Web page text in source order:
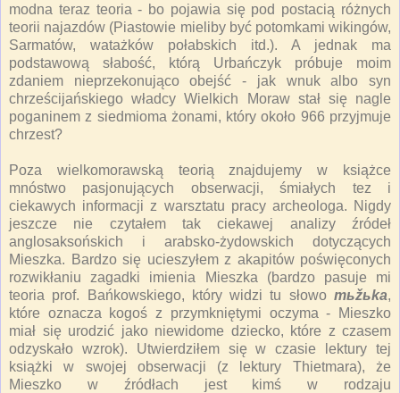
modna teraz teoria - bo pojawia się pod postacią różnych
teorii najazdów (Piastowie mieliby być potomkami wikingów,
Sarmatów, watażków połabskich itd.). A jednak ma
podstawową słabość, którą Urbańczyk próbuje moim
zdaniem nieprzekonująco obejść - jak wnuk albo syn
chrześcijańskiego władcy Wielkich Moraw stał się nagle
poganinem z siedmioma żonami, który około 966 przyjmuje
chrzest?
Poza wielkomorawską teorią znajdujemy w książce
mnóstwo pasjonujących obserwacji, śmiałych tez i
ciekawych informacji z warsztatu pracy archeologa. Nigdy
jeszcze nie czytałem tak ciekawej analizy źródeł
anglosaksońskich i arabsko-żydowskich dotyczących
Mieszka. Bardzo się ucieszyłem z akapitów poświęconych
rozwikłaniu zagadki imienia Mieszka (bardzo pasuje mi
teoria prof. Bańkowskiego, który widzi tu słowo mьžьka,
które oznacza kogoś z przymkniętymi oczyma - Mieszko
miał się urodzić jako niewidome dziecko, które z czasem
odzyskało wzrok). Utwierdziłem się w czasie lektury tej
książki w swojej obserwacji (z lektury Thietmara), że
Mieszko w źródłach jest kimś w rodzaju